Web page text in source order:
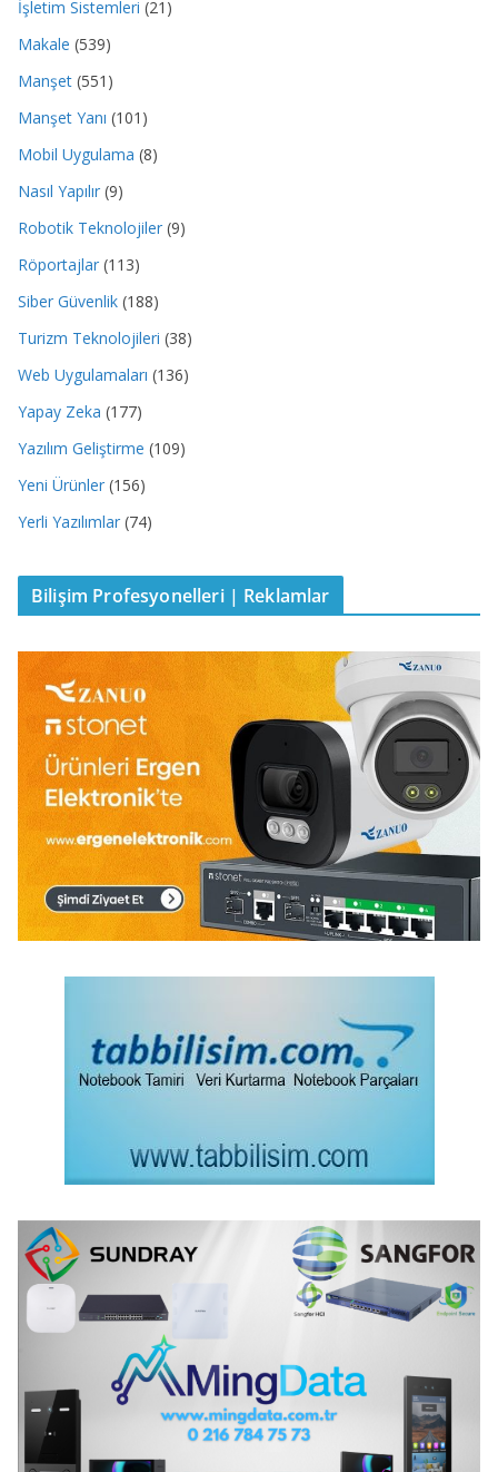
İşletim Sistemleri (21)
Makale (539)
Manşet (551)
Manşet Yanı (101)
Mobil Uygulama (8)
Nasıl Yapılır (9)
Robotik Teknolojiler (9)
Röportajlar (113)
Siber Güvenlik (188)
Turizm Teknolojileri (38)
Web Uygulamaları (136)
Yapay Zeka (177)
Yazılım Geliştirme (109)
Yeni Ürünler (156)
Yerli Yazılımlar (74)
Bilişim Profesyonelleri | Reklamlar